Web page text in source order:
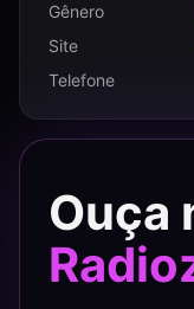
Gênero
Site
Telefone
Ouça